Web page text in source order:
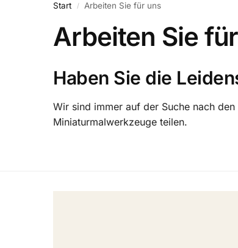
Start / Arbeiten Sie für uns
Arbeiten Sie
Haben Sie die
Wir sind immer auf der Suche nach
Miniaturmalwerkzeuge teilen.